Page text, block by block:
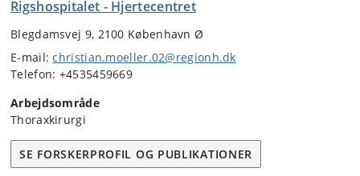
Rigshospitalet - Hjertecentret
Blegdamsvej 9, 2100 København Ø
E-mail:christian.moeller.02@regionh.dk
Telefon: +4535459669
Arbejdsområde
Thoraxkirurgi
SE FORSKERPROFIL OG PUBLIKATIONER